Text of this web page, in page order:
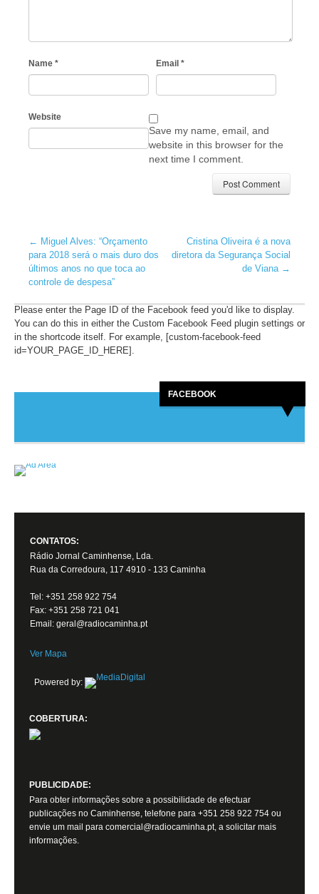
Name * Email *
Website
Save my name, email, and
website in this browser for the
next time I comment.
← Miguel Alves: “Orçamento
para 2018 será o mais duro dos
últimos anos no que toca ao
controle de despesa”
Cristina Oliveira é a nova
diretora da Segurança Social
de Viana →
Please enter the Page ID of the Facebook feed you'd like to display.
You can do this in either the Custom Facebook Feed plugin settings or
in the shortcode itself. For example, [custom-facebook-feed
id=YOUR_PAGE_ID_HERE].
FACEBOOK
CONTATOS:
Rádio Jornal Caminhense, Lda.
Rua da Corredoura, 117 4910 - 133 Caminha
Tel: +351 258 922 754
Fax: +351 258 721 041
Email: geral@radiocaminha.pt
Ver Mapa
Powered by:
COBERTURA:
PUBLICIDADE:
Para obter informações sobre a possibilidade de efectuar
publicações no Caminhense, telefone para +351 258 922 754 ou
envie um mail para comercial@radiocaminha.pt, a solicitar mais
informações.